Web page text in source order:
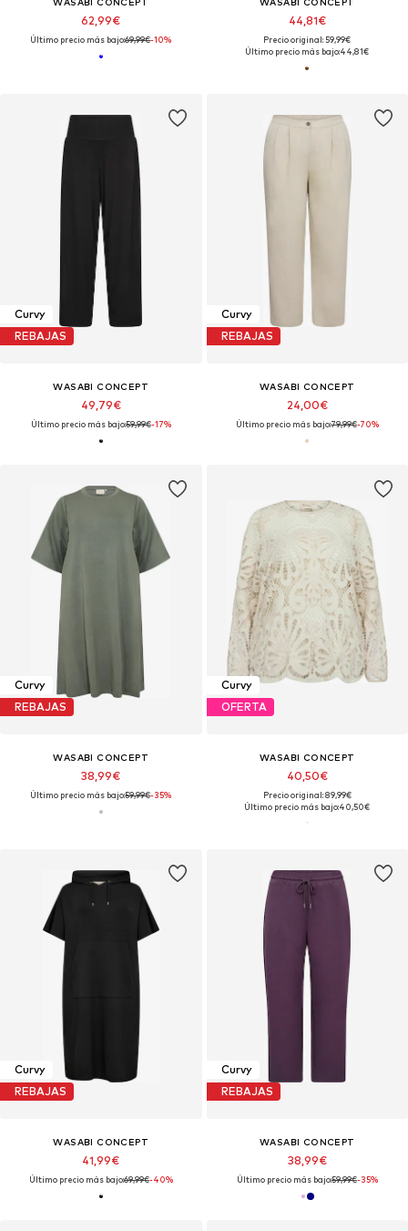
62,99€
Último precio más bajo:69,99€-10%
44,81€
Precio original: 59,99€
Último precio más bajo:44,81€
Curvy
REBAJAS
WASABI CONCEPT
49,79€
Último precio más bajo:59,99€-17%
Curvy
REBAJAS
WASABI CONCEPT
24,00€
Último precio más bajo:79,99€-70%
Curvy
REBAJAS
WASABI CONCEPT
38,99€
Último precio más bajo:59,99€-35%
Curvy
OFERTA
WASABI CONCEPT
40,50€
Precio original: 89,99€
Último precio más bajo:40,50€
Curvy
REBAJAS
WASABI CONCEPT
41,99€
Último precio más bajo:69,99€-40%
Curvy
REBAJAS
WASABI CONCEPT
38,99€
Último precio más bajo:59,99€-35%